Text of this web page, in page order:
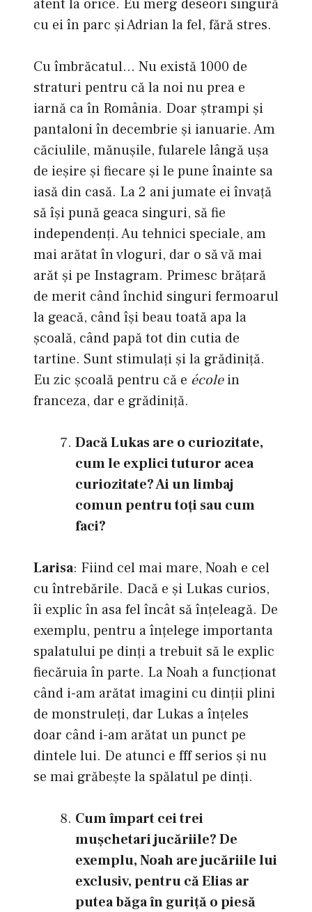
atent la orice. Eu merg deseori singură
cu ei în parc și Adrian la fel, fără stres.
Cu îmbrăcatul… Nu există 1000 de
straturi pentru că la noi nu prea e
iarnă ca în România. Doar ştrampi și
pantaloni în decembrie și ianuarie. Am
căciulile, mănușile, fularele lângă ușa
de ieșire și fiecare și le pune înainte sa
iasă din casă. La 2 ani jumate ei învață
să îşi pună geaca singuri, să fie
independenți. Au tehnici speciale, am
mai arătat în vloguri, dar o să vă mai
arăt și pe Instagram. Primesc brățară
de merit când închid singuri fermoarul
la geacă, când își beau toată apa la
școală, când papă tot din cutia de
tartine. Sunt stimulați și la grădiniță.
Eu zic școală pentru că e écolein
franceza, dar e grădiniță.
Dacă Lukas are o curiozitate,
cum le explici tuturor acea
curiozitate? Ai un limbaj
comun pentru toţi sau cum
faci?
Larisa: Fiind cel mai mare, Noah e cel
cu întrebările. Dacă e și Lukas curios,
îi explic în asa fel încât să înțeleagă. De
exemplu, pentru a înțelege importanta
spalatului pe dinți a trebuit să le explic
fiecăruia în parte. La Noah a funcționat
când i-am arătat imagini cu dinții plini
de monstruleţi, dar Lukas a înțeles
doar când i-am arătat un punct pe
dintele lui. De atunci e fff serios și nu
se mai grăbește la spălatul pe dinți.
Cum împart cei trei
muşchetari jucăriile? De
exemplu, Noah are jucăriile lui
exclusiv, pentru că Elias ar
putea băga în guriţă o piesă